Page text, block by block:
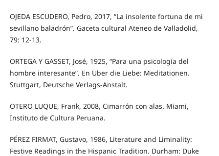
OJEDA ESCUDERO, Pedro, 2017, “La insolente fortuna de mi
sevillano baladrón”. Gaceta cultural Ateneo de Valladolid,
79: 12-13.
ORTEGA Y GASSET, José, 1925, “Para una psicología del
hombre interesante”. En Über die Liebe: Meditationen.
Stuttgart, Deutsche Verlags-Anstalt.
OTERO LUQUE, Frank, 2008, Cimarrón con alas. Miami,
Instituto de Cultura Peruana.
PÉREZ FIRMAT, Gustavo, 1986, Literature and Liminality:
Festive Readings in the Hispanic Tradition. Durham: Duke